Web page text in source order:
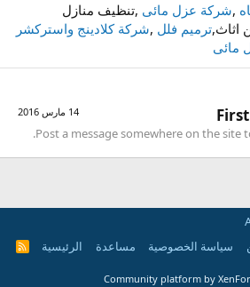
,شركة عزل مائى ,تنظيف منازل
اثاث,ترميم فلل ,شركة كلادينج واستركشر
مائى
14 مارس 2016
Post a message somewhere on the site
سياسة الخصوصية مساعدة الرئيسية
R
Community platform by